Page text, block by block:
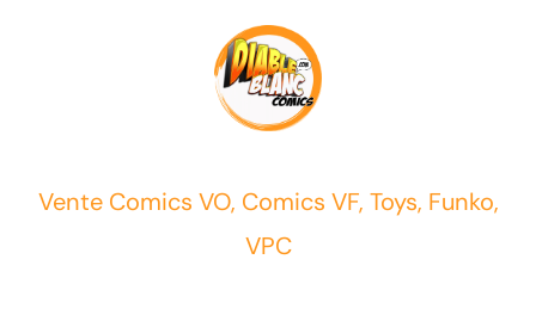
Vente Comics VO, Comics VF, Toys, Funko,
VPC